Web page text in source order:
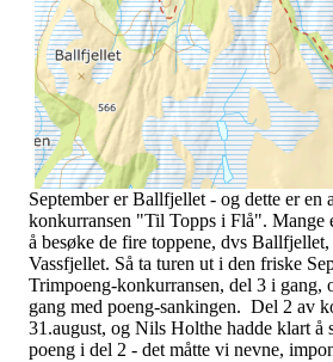
September er Ballfjellet - og dette er en
konkurransen "Til Topps i Flå". Mange
å besøke de fire toppene, dvs
Vassfjellet. Så ta turen ut i den friske
Trimpoeng-konkurransen, del 3 i gang,
gang med poeng-sankingen. Del 2 av
31.august, og Nils Holthe hadde klart å
poeng i del 2 - det måtte vi nevne,